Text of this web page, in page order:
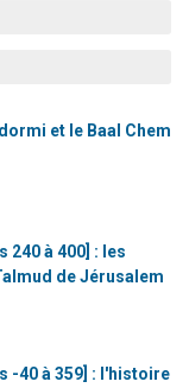
en groupe sur Zoom
2 personnes viennent de nous rejoindre sur WhatsApp
et le Baal Chem
240 à 400] : les
de Jérusalem
-40 à 359] : l'histoire